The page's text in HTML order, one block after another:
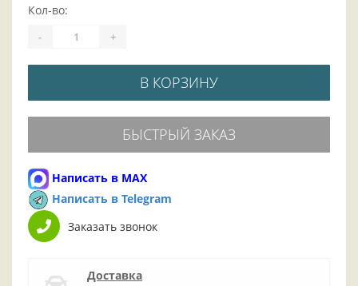
Кол-во:
- +
В КОРЗИНУ
БЫСТРЫЙ ЗАКАЗ
Написать в MAX
Написать в Telegram
Заказать звонок
Доставка